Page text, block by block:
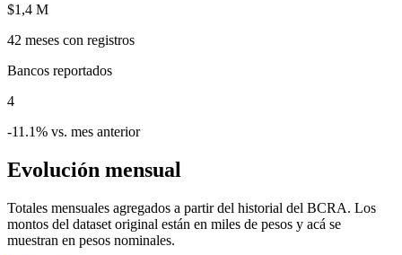
$1,4 M
42 meses con registros
Bancos reportados
4
-11.1% vs. mes anterior
Evolución mensual
Totales mensuales agregados a partir del historial del BCRA. Los
montos del dataset original están en miles de pesos y acá se
muestran en pesos nominales.